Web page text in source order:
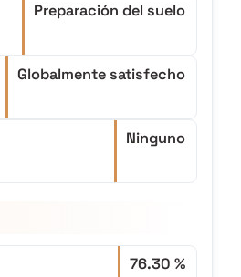
Preparación del suelo
Globalmente satisfecho
Ninguno
76.30 %